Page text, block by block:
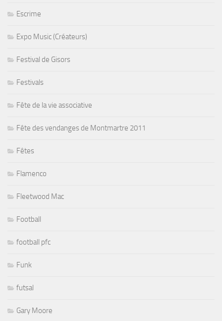
Escrime
Expo Music (Créateurs)
Festival de Gisors
Festivals
Fête de la vie associative
Fête des vendanges de Montmartre 2011
Fêtes
Flamenco
Fleetwood Mac
Football
football pfc
Funk
futsal
Gary Moore